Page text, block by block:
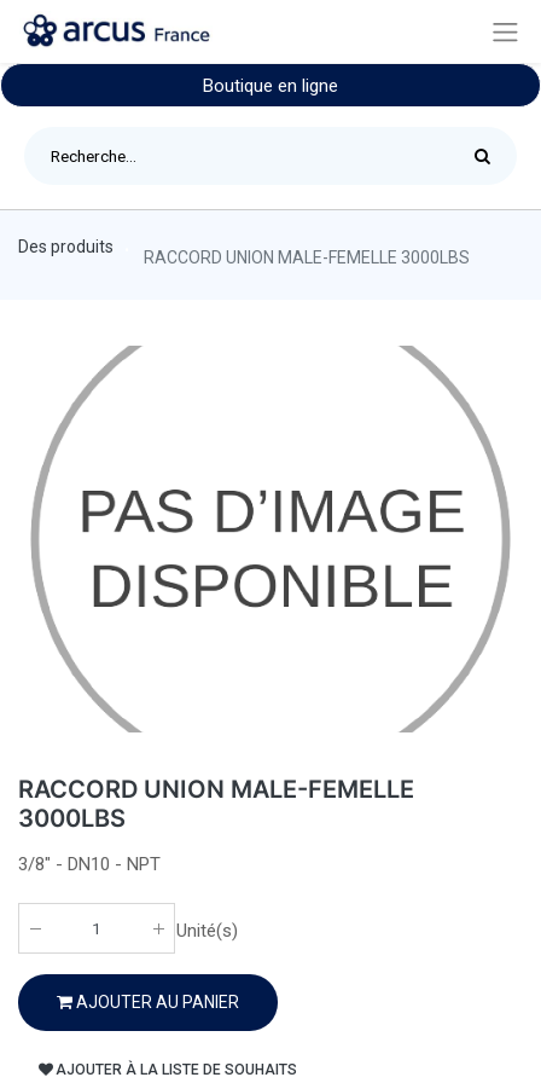
Boutique en ligne
Des produits
RACCORD UNION MALE-FEMELLE 3000LBS
RACCORD UNION MALE-FEMELLE
3000LBS
3/8" - DN10 - NPT
Unité(s)
AJOUTER AU PANIER
AJOUTER À LA LISTE DE SOUHAITS